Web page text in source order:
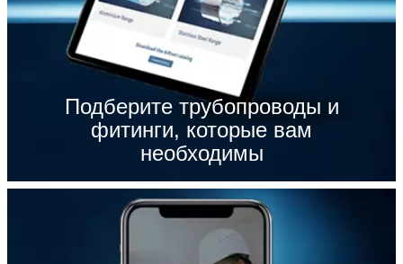
Подберите трубопроводы и
фитинги, которые вам
необходимы